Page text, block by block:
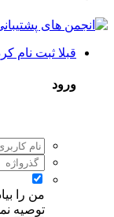
قبلا ثبت نام
ورود
من را
توصیه